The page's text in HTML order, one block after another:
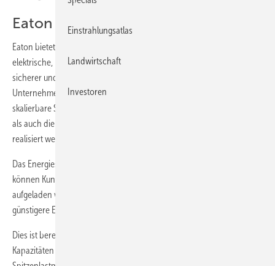
Eaton bietet skalierbare X-Storage
Eaton bietet energieeffiziente Lösungen, die Kunden helfen,
elektrische, hydraulische und mechanische Leistung effizienter,
sicherer und nachhaltiger zu verwalten. Das weltweit agierende
Unternehmen hat neben Power Management Services beispielsweise
skalierbare Stromspeicher im Angebot. Sowohl Photovoltaikanlagen
als auch die Netzversorgung können mit dem X-Storage Buildings
realisiert werden.
Das Energiespeichersystem bietet viele Anwendungsoptionen. So
können Kunden ihre Stromkosten senken, indem der Energiespeicher
aufgeladen wird, wenn erneuerbare Energie verfügbar ist oder
günstigere Energie aus dem Stromnetz abgerufen werden kann.
Dies ist bereits in einigen Ländern nachts der Fall. Nicht genutzte
Kapazitäten können für Netzdienstleistungen oder das
Einstrahlungsatlas
Landwirtschaft
Investoren